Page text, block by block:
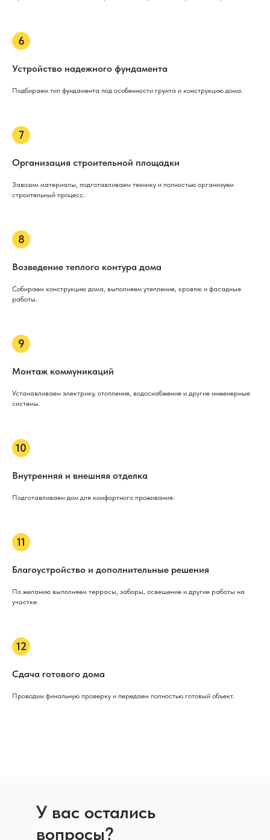
Устройство надежного фундамента
Подбираем тип фундамента под особенности грунта и конструкцию дома.
Организация строительной площадки
Завозим материалы, подготавливаем технику и полностью организуем
строительный процесс.
Возведение теплого контура дома
Собираем конструкцию дома, выполняем утепление, кровлю и фасадные
работы.
Монтаж коммуникаций
Устанавливаем электрику, отопление, водоснабжение и другие инженерные
системы.
Внутренняя и внешняя отделка
Подготавливаем дом для комфортного проживания.
Благоустройство и дополнительные решения
По желанию выполняем террасы, заборы, освещение и другие работы на
участке.
Сдача готового дома
Проводим финальную проверку и передаем полностью готовый объект.
У вас остались
вопросы?